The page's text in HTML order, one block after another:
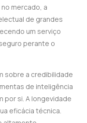
mercado, a
de grandes
um serviço
perante o
sobre a credibilidade
de inteligência
por si. A longevidade
eficácia técnica.